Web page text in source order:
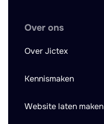
Over ons
Over Jictex
Kennismaken
Website laten maken